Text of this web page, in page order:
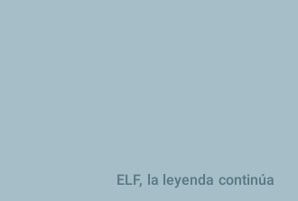
ELF, la leyenda continúa